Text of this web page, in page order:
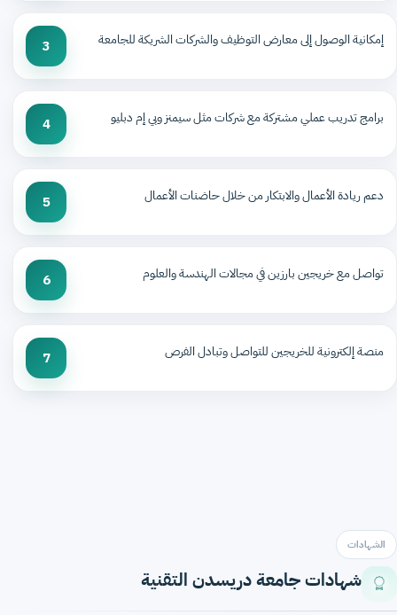
إمكانية الوصول إلى معارض التوظيف والشركات الشريكة للجامعة 3
برامج تدريب عملي مشتركة مع شركات مثل سيمنز وبي إم دبليو 4
دعم ريادة الأعمال والابتكار من خلال حاضنات الأعمال 5
تواصل مع خريجين بارزين في مجالات الهندسة والعلوم 6
منصة إلكترونية للخريجين للتواصل وتبادل الفرص 7
الشهادات
شهادات جامعة دريسدن التقنية